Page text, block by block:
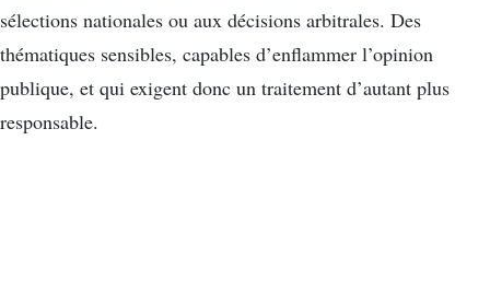
sélections nationales ou aux décisions arbitrales. Des
thématiques sensibles, capables d’enflammer l’opinion
publique, et qui exigent donc un traitement d’autant plus
responsable.